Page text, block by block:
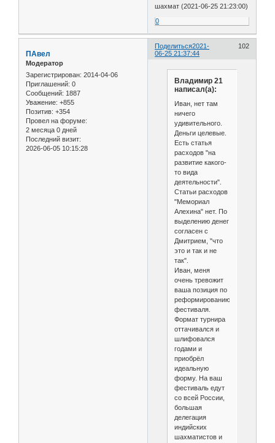
шахмат (2021-06-25 21:23:00)
0
Поделиться 102
2021-
06-25 21:37:44
ПАвел
Модератор
Зарегистрирован: 2014-04-06
Приглашений: 0
Сообщений: 1887
Уважение: +855
Позитив: +354
Провел на форуме:
2 месяца 0 дней
Последний визит:
2026-06-05 10:15:28
Владимир 21
написал(а):
Иван, нет там
ничего
удивительного.
Деньги целевые.
Есть статья
расходов "на
развитие какого-
то вида
деятельности".
Статьи расходов
"Мемориал
Алехина" нет. По
выделению денег
согласен с
Дмитрием, "что
это и так и не
так".
Иван, меня
очень тревожит
ваша позиция по
реформированию
фестиваля.
Формат турнира
оттачивался и
шлифовался
годами и
приобрёл
идеальную
форму. На ваш
фестиваль едут
со всей России,
большая
делегация
индийских
шахматистов и